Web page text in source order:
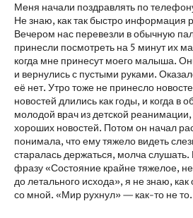
Меня начали поздравлять по
Не знаю, как так быстро информация
Вечером нас перевезли в обычную
принесли посмотреть на 5 минут их
когда мне принесут моего малыша.
и вернулись с пустыми руками.
её нет. Утро тоже не принесло
новостей длились как годы, и когда в
молодой врач из детской
хороших новостей. Потом он начал
понимала, что ему тяжело видеть
старалась держаться, молча слушать.
фразу «Состояние крайне тяжелое,
до летального исхода», я не знаю, как
со мной. «Мир рухнул» — как-то не то.